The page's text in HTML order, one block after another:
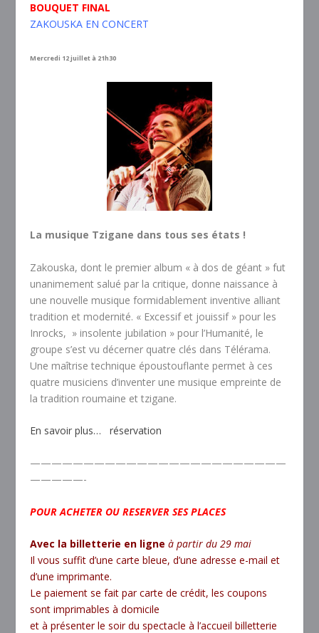
BOUQUET FINAL
ZAKOUSKA EN CONCERT
Mercredi 12 juillet à 21h30
La musique Tzigane dans tous ses états !
Zakouska, dont le premier album « à dos de géant » fut
unanimement salué par la critique, donne naissance à
une nouvelle musique formidablement inventive alliant
tradition et modernité. « Excessif et jouissif » pour les
Inrocks, » insolente jubilation » pour l’Humanité, le
groupe s’est vu décerner quatre clés dans Télérama.
Une maîtrise technique époustouflante permet à ces
quatre musiciens d’inventer une musique empreinte de
la tradition roumaine et tzigane.
En savoir plus… réservation
————————————————————————
—————-
POUR ACHETER OU RESERVER SES PLACES
Avec la billetterie en ligne à partir du 29 mai
Il vous suffit d’une carte bleue, d’une adresse e-mail et
d’une imprimante.
Le paiement se fait par carte de crédit, les coupons
sont imprimables à domicile
et à présenter le soir du spectacle à l’accueil billetterie